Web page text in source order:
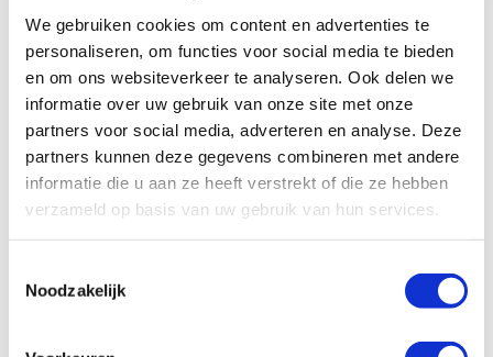
We gebruiken cookies om content en advertenties te
personaliseren, om functies voor social media te bieden
en om ons websiteverkeer te analyseren. Ook delen we
informatie over uw gebruik van onze site met onze
partners voor social media, adverteren en analyse. Deze
partners kunnen deze gegevens combineren met andere
informatie die u aan ze heeft verstrekt of die ze hebben
verzameld op basis van uw gebruik van hun services.
Noodzakelijk